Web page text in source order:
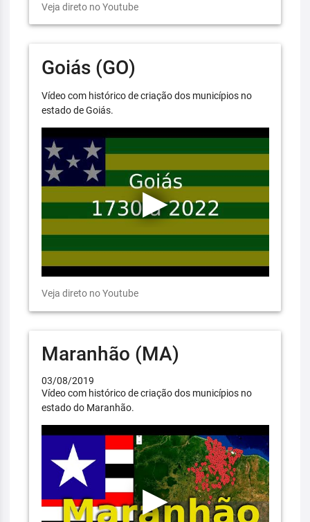
Veja direto no Youtube
Goiás (GO)
Vídeo com histórico de criação dos municípios no
estado de Goiás.
Veja direto no Youtube
Maranhão (MA)
03/08/2019
Vídeo com histórico de criação dos municípios no
estado do Maranhão.